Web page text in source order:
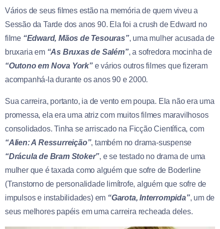
Vários de seus filmes estão na memória de quem viveu a
Sessão da Tarde dos anos 90. Ela foi a crush de Edward no
filme “Edward, Mãos de Tesouras”, uma mulher acusada de
bruxaria em “As Bruxas de Salém”, a sofredora mocinha de
“Outono em Nova York”e vários outros filmes que fizeram
acompanhá-la durante os anos 90 e 2000.
Sua carreira, portanto, ia de vento em poupa. Ela não era uma
promessa, ela era uma atriz com muitos filmes maravilhosos
consolidados. Tinha se arriscado na Ficção Científica, com
“Alien: A Ressurreição”, também no drama-suspense
“Drácula de Bram Stoker”, e se testado no drama de uma
mulher que é taxada como alguém que sofre de Boderline
(Transtorno de personalidade limítrofe, alguém que sofre de
impulsos e instabilidades) em “Garota, Interrompida”, um de
seus melhores papéis em uma carreira recheada deles.